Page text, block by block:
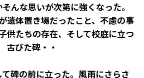
そんな思いが次第に強くなった。
遺体置き場だったこと、不慮の事
供たちの存在、そして校庭に立つ
古びた碑・・
碑の前に立った。風雨にさらさ